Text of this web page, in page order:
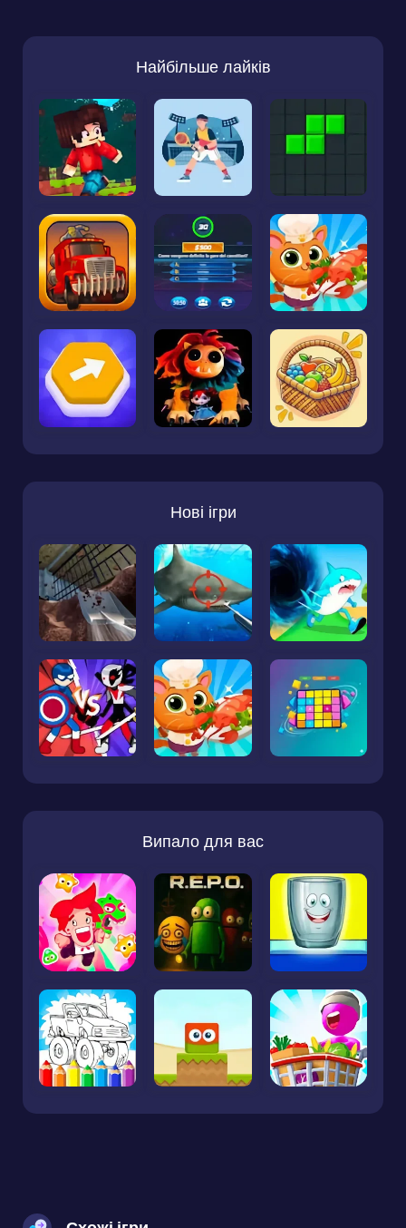
Найбільше лайків
Нові ігри
Випало для вас